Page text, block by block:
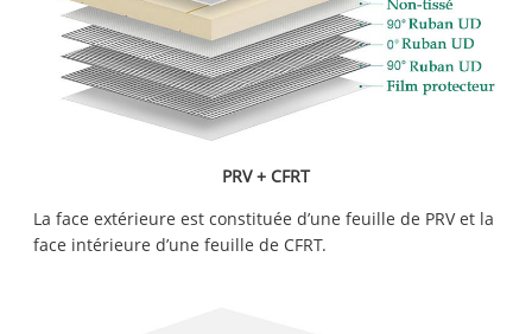
PRV + CFRT
La face extérieure est constituée d’une feuille de PRV et la
face intérieure d’une feuille de CFRT.